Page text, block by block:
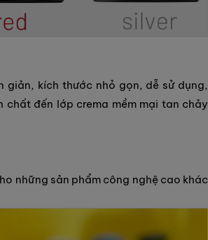
giản, kích thước nhỏ gọn, dễ sử dụng,
chất đến lớp crema mềm mại tan chảy
những sản phẩm công nghệ cao khác